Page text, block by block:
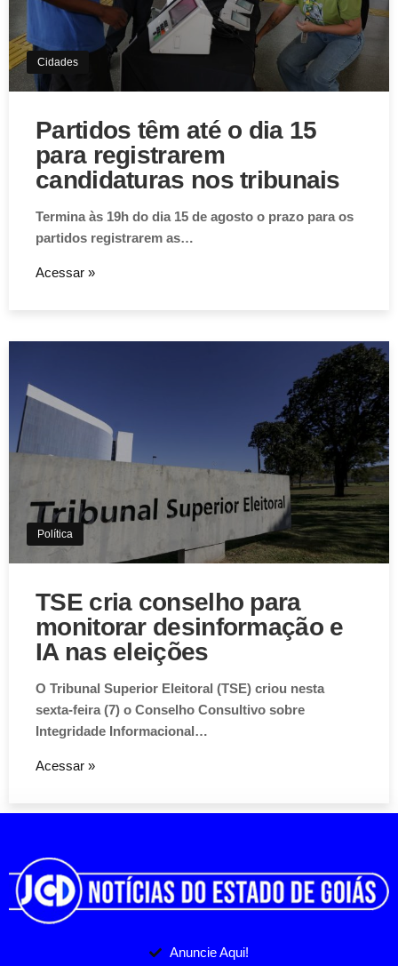
Aviso de Cookies!
Este website utiliza Cookies. Usamos cookies, garantindo
Cidades
Partidos têm até o dia 15
para registrarem
candidaturas nos tribunais
Termina às 19h do dia 15 de agosto o prazo para os
partidos registrarem as…
Acessar »
Política
TSE cria conselho para
monitorar desinformação e
IA nas eleições
O Tribunal Superior Eleitoral (TSE) criou nesta
sexta-feira (7) o Conselho Consultivo sobre
Integridade Informacional…
Acessar »
Anuncie Aqui!